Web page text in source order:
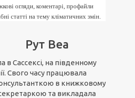
огляди, коментарі, профайли
статті на тему кліматичних змін.
Рут Веа
в Сассексі, на південному
Свого часу працювала
в книжковому
та викладала